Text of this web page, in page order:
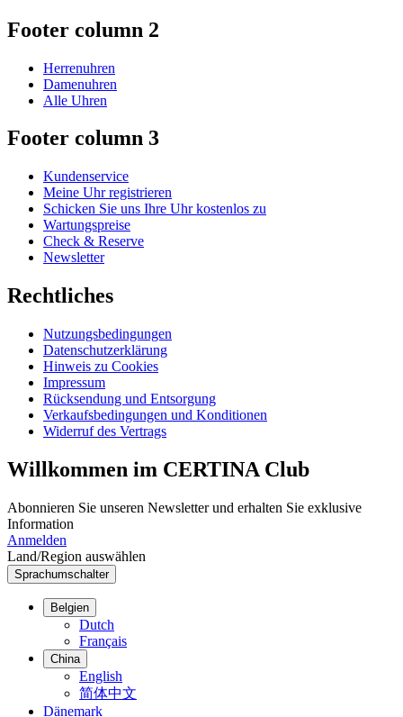
Footer column 2
Herrenuhren
Damenuhren
Alle Uhren
Footer column 3
Kundenservice
Meine Uhr registrieren
Schicken Sie uns Ihre Uhr kostenlos zu
Wartungspreise
Check & Reserve
Newsletter
Rechtliches
Nutzungsbedingungen
Datenschutzerklärung
Hinweis zu Cookies
Impressum
Rücksendung und Entsorgung
Verkaufsbedingungen und Konditionen
Widerruf des Vertrags
Willkommen im CERTINA Club
Abonnieren Sie unseren Newsletter und erhalten Sie exklusive
Information
Anmelden
Land/Region auswählen
Sprachumschalter
Belgien
Dutch
Français
China
English
简体中文
Dänemark